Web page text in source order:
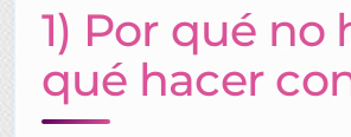
1) Por qué no
qué hacer